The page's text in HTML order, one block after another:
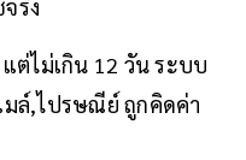
ริง
ต่ไม่เกิน 12 วัน ระบบ
มล์,ไปรษณีย์ ถูกคิดค่า